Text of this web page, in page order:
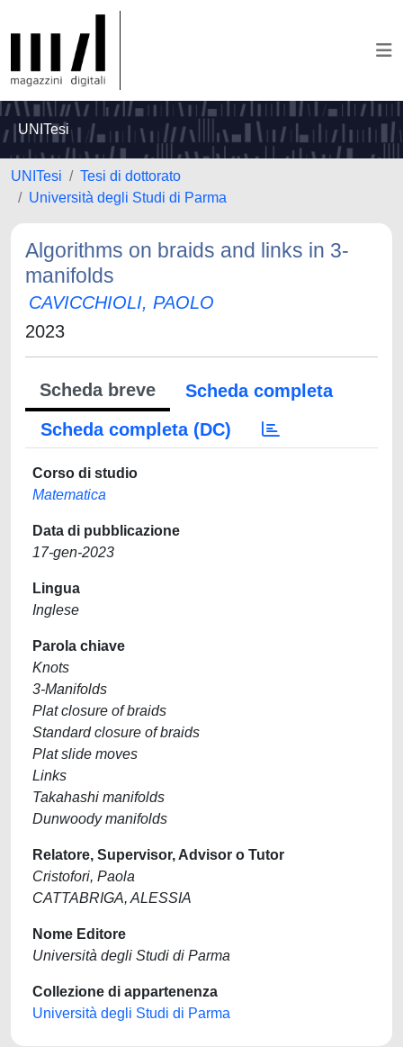
UNITesi
UNITesi
Tesi di dottorato
Università degli Studi di Parma
Algorithms on braids and links in 3-
manifolds
CAVICCHIOLI, PAOLO
2023
Scheda breve
Scheda completa
Scheda completa (DC)
Corso di studio
Matematica
Data di pubblicazione
17-gen-2023
Lingua
Inglese
Parola chiave
Knots
3-Manifolds
Plat closure of braids
Standard closure of braids
Plat slide moves
Links
Takahashi manifolds
Dunwoody manifolds
Relatore, Supervisor, Advisor o Tutor
Cristofori, Paola
CATTABRIGA, ALESSIA
Nome Editore
Università degli Studi di Parma
Collezione di appartenenza
Università degli Studi di Parma